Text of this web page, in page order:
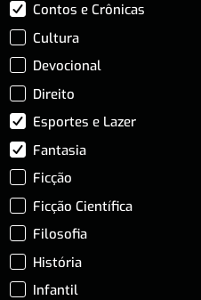
Contos e Crônicas
Cultura
Devocional
Direito
Esportes e Lazer
Fantasia
Ficção
Ficção Científica
Filosofia
História
Infantil